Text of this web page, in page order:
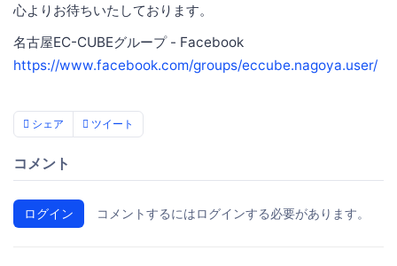
心よりお待ちいたしております。
名古屋EC-CUBEグループ - Facebook
https://www.facebook.com/groups/eccube.nagoya.user/
シェア ツイート
コメント
ログイン コメントするにはログインする必要があります。